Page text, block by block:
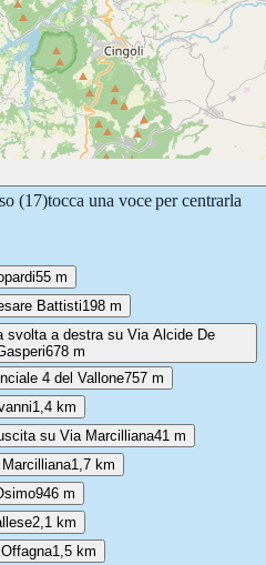
(17)tocca una voce per centrarla
55 m
Battisti198 m
svolta a destra su Via Alcide De
678 m
4 del Vallone757 m
1,4 km
su Via Marcilliana41 m
1,7 km
946 m
2,1 km
1,5 km